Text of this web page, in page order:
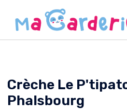
Crèche Le
Phalsbourg